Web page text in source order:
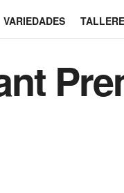
VARIEDADES